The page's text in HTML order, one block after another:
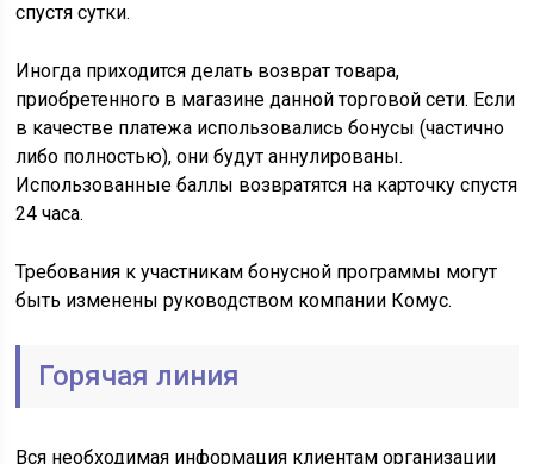
спустя сутки.
Иногда приходится делать возврат товара,
приобретенного в магазине данной торговой сети. Если
в качестве платежа использовались бонусы (частично
либо полностью), они будут аннулированы.
Использованные баллы возвратятся на карточку спустя
24 часа.
Требования к участникам бонусной программы могут
быть изменены руководством компании Комус.
Горячая линия
Вся необходимая информация клиентам организации